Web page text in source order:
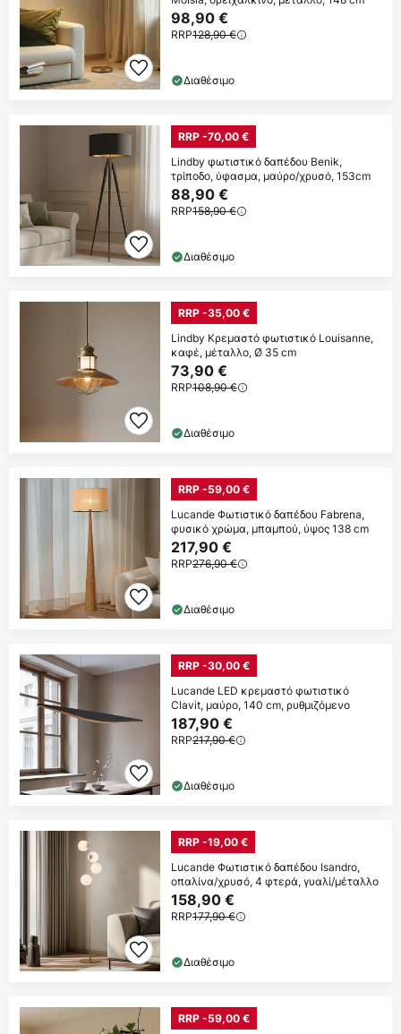
98,90 €
RRP128,90 €
Διαθέσιμο
RRP -70,00 €
Lindby φωτιστικό δαπέδου Benik,
τρίποδο, ύφασμα, μαύρο/χρυσό, 153cm
88,90 €
RRP158,90 €
Διαθέσιμο
RRP -35,00 €
Lindby Κρεμαστό φωτιστικό Louisanne,
καφέ, μέταλλο, Ø 35 cm
73,90 €
RRP108,90 €
Διαθέσιμο
RRP -59,00 €
Lucande Φωτιστικό δαπέδου Fabrena,
φυσικό χρώμα, μπαμπού, ύψος 138 cm
217,90 €
RRP276,90 €
Διαθέσιμο
RRP -30,00 €
Lucande LED κρεμαστό φωτιστικό
Clavit, μαύρο, 140 cm, ρυθμιζόμενο
187,90 €
RRP217,90 €
Διαθέσιμο
RRP -19,00 €
Lucande Φωτιστικό δαπέδου Isandro,
οπαλίνα/χρυσό, 4 φτερά, γυαλί/μέταλλο
158,90 €
RRP177,90 €
Διαθέσιμο
RRP -59,00 €